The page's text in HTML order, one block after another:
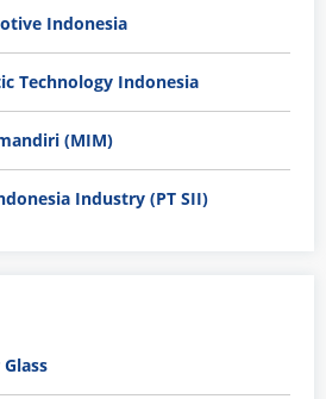
Indonesia
Technology Indonesia
(MIM)
Industry (PT SII)